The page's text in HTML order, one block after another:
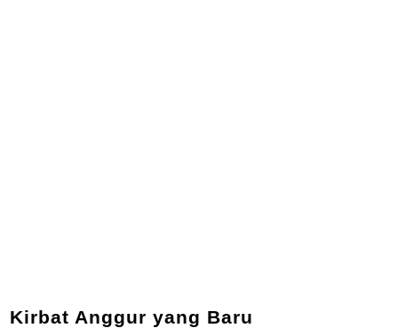
Kirbat Anggur yang Baru